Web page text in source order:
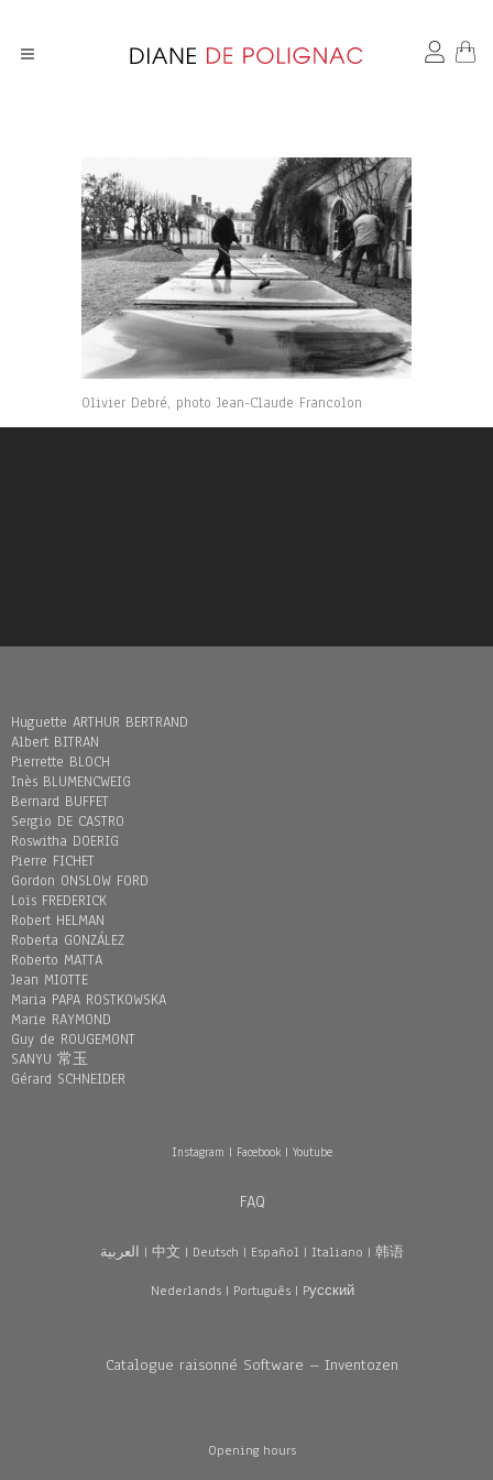
Olivier Debré, photo Jean-Claude Francolon
Huguette ARTHUR BERTRAND
Albert BITRAN
Pierrette BLOCH
Inès BLUMENCWEIG
Bernard BUFFET
Sergio DE CASTRO
Roswitha DOERIG
Pierre FICHET
Gordon ONSLOW FORD
Loïs FREDERICK
Robert HELMAN
Roberta GONZÁLEZ
Roberto MATTA
Jean MIOTTE
Maria PAPA ROSTKOWSKA
Marie RAYMOND
Guy de ROUGEMONT
SANYU 常玉
Gérard SCHNEIDER
Instagram | Facebook| Youtube
FAQ
العربية | 中文 | Deutsch | Español | Italiano | 韩语
Nederlands| Português| Pусский
Catalogue raisonné Software – Inventozen
Opening hours